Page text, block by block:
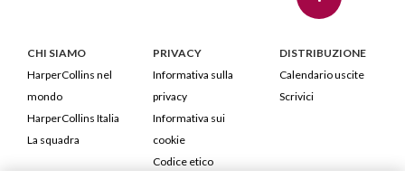
CHI SIAMO
HarperCollins nel
mondo
HarperCollins Italia
La squadra
PRIVACY
Informativa sulla
privacy
Informativa sui
cookie
Codice etico
DISTRIBUZIONE
Calendario uscite
Scrivici